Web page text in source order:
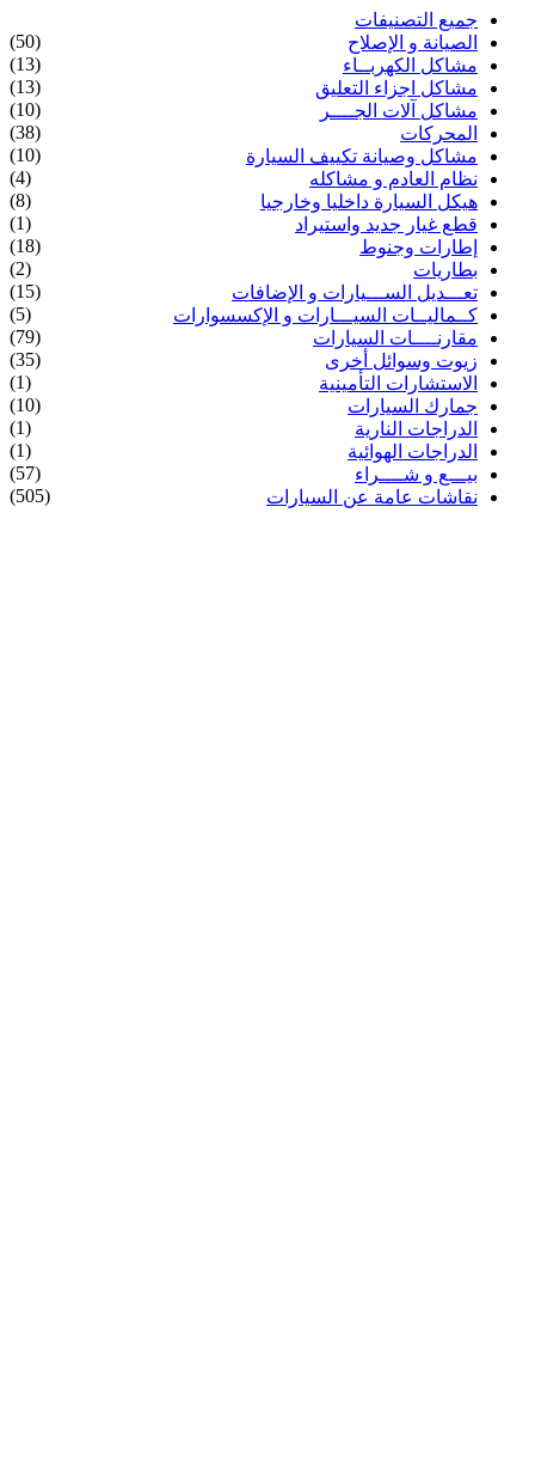
جميع التصنيفات
الصيانة و الإصلاح
(50)
مشاكل الكهربــاء
(13)
مشاكل اجزاء التعليق
(13)
مشاكل آلات الجــــر
(10)
المحركات
(38)
مشاكل وصيانة تكييف السيارة
(10)
نظام العادم و مشاكله
(4)
هيكل السيارة داخليا وخارجيا
(8)
قطع غيار جديد واستيراد
(1)
إطارات وجنوط
(18)
بطاريات
(2)
تعـــديل الســـيارات و الإضافات
(15)
كــماليــات السيـــارات و الإكسسوارات
(5)
مقارنــــات السيارات
(79)
زيوت وسوائل أخرى
(35)
الاستشارات التأمينية
(1)
جمارك السيارات
(10)
الدراجات النارية
(1)
الدراجات الهوائية
(1)
بيـــع و شــــراء
(57)
نقاشات عامة عن السيارات
(505)